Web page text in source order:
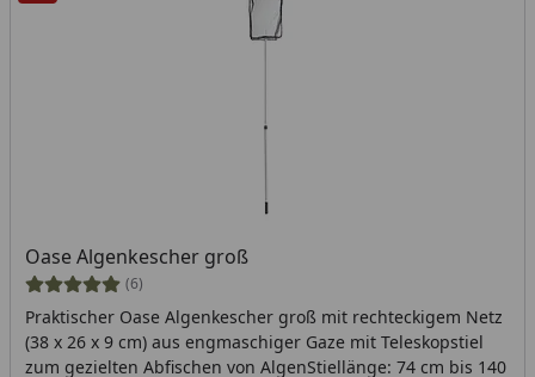
Oase Algenkescher groß
(6)
Praktischer Oase Algenkescher groß mit rechteckigem Netz
(38 x 26 x 9 cm) aus engmaschiger Gaze mit Teleskopstiel
zum gezielten Abfischen von AlgenStiellänge: 74 cm bis 140